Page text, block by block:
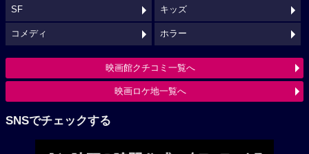
SF キッズ
コメディ ホラー
映画館クチコミ一覧へ
映画ロケ地一覧へ
SNSでチェックする